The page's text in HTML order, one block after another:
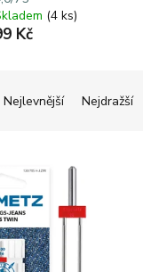
(4 ks)
Kč
Nejlevnější Nejdražší